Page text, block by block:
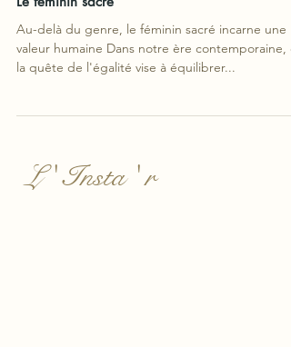
Le féminin sacré
Au-delà du genre, le féminin sacré incarne une
valeur humaine Dans notre ère contemporaine,